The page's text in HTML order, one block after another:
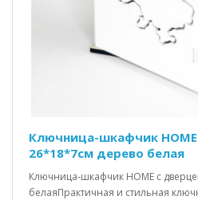
Ключница-шкафчик
26*18*7см дерево белая
Ключница-шкафчик HOME с
белаяПрактичная и стильная